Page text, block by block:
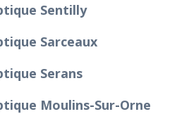
Sentilly
Sarceaux
Serans
Moulins-Sur-Orne